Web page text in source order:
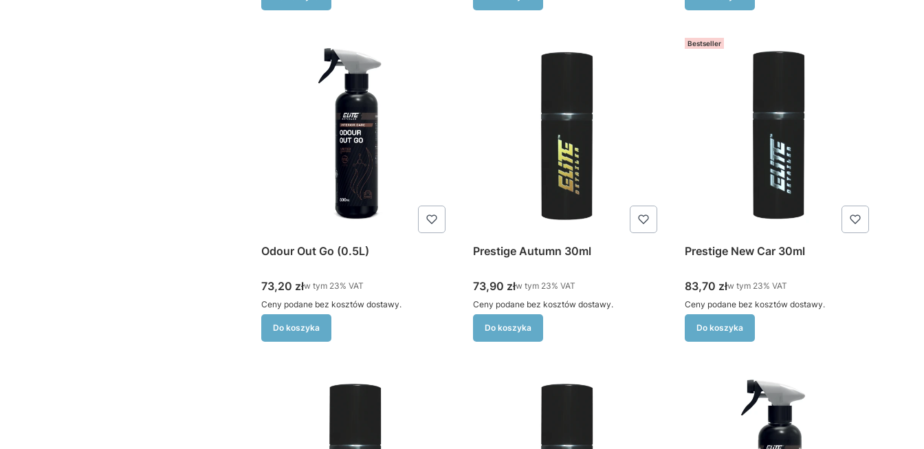
Odour Out Go (0.5L)
Cena brutto
73,20 złw tym %s VAT
w tym 23% VAT
Ceny podane bez kosztów dostawy.
Do koszyka
Prestige Autumn 30ml
Cena brutto
73,90 złw tym %s VAT
w tym 23% VAT
Ceny podane bez kosztów dostawy.
Do koszyka
Bestseller
Prestige New Car 30ml
Cena brutto
83,70 złw tym %s VAT
w tym 23% VAT
Ceny podane bez kosztów dostawy.
Do koszyka